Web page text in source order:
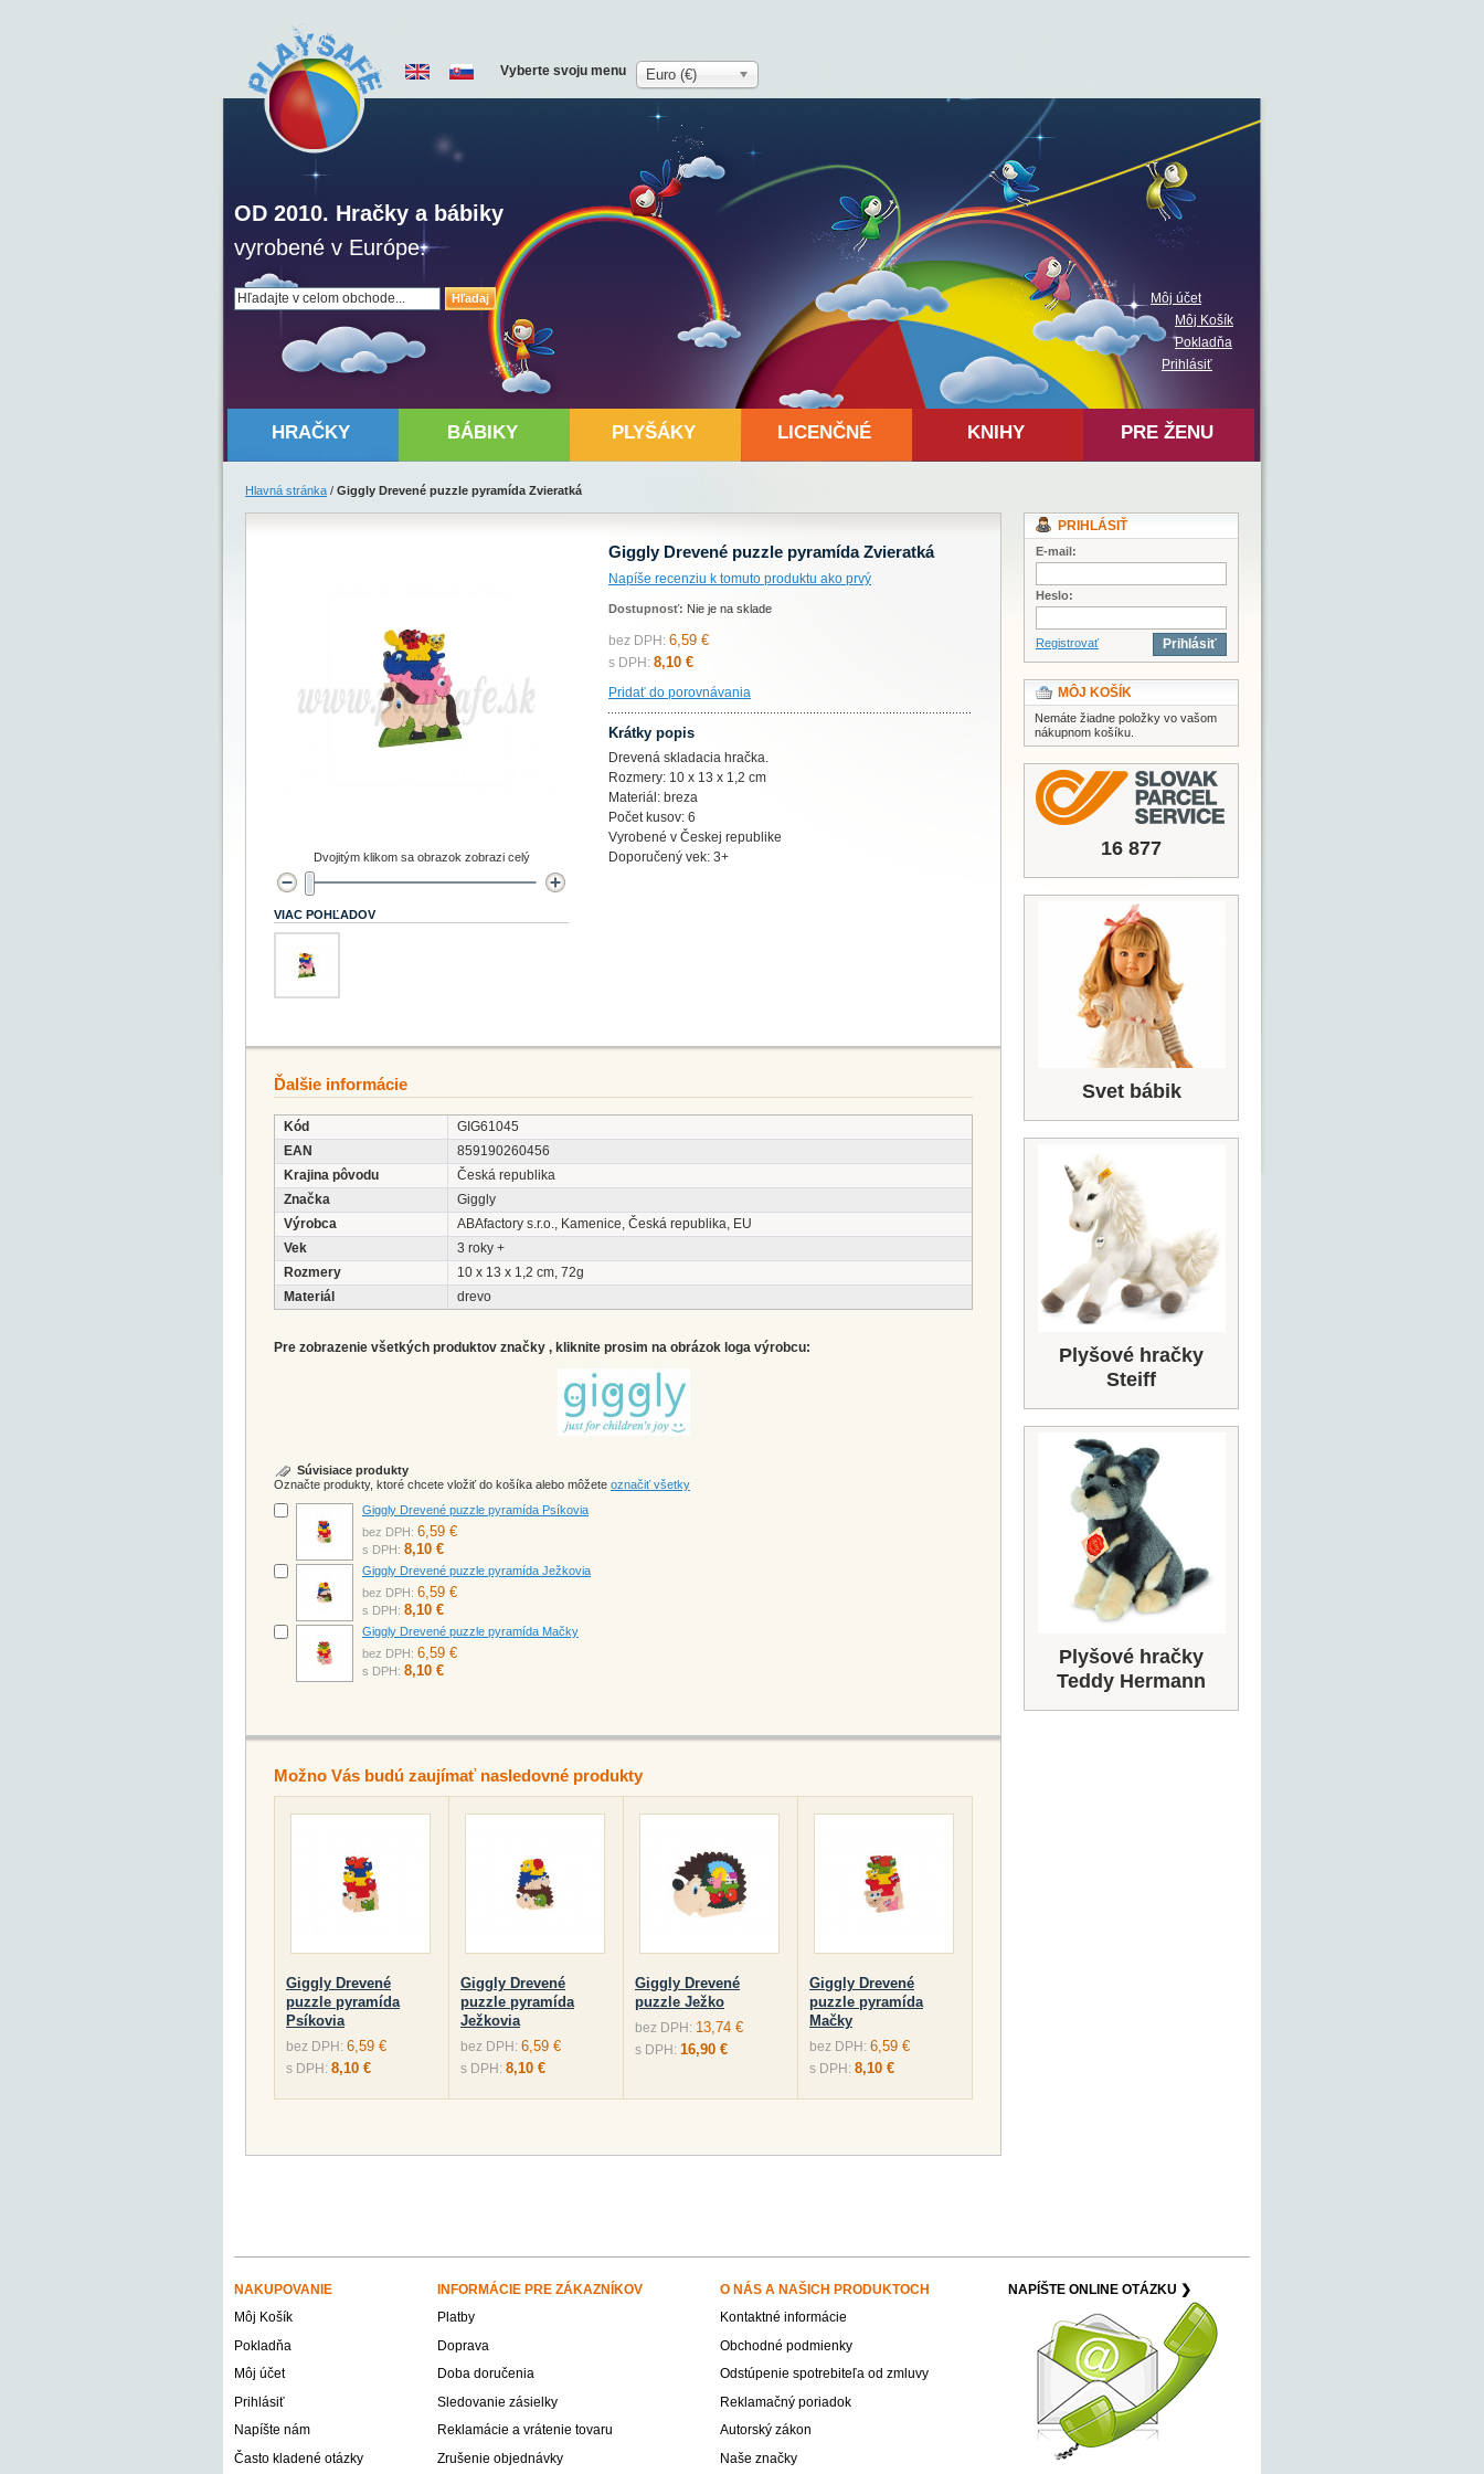
Hľadaj
OD 2010. Hračky a bábiky
vyrobené v Európe.
Môj účet
Môj Košík
Pokladňa
Prihlásiť
Vyberte svoju menu Euro (€)
HRAČKY BÁBIKY PLYŠÁKY LICENČNÉ KNIHY PRE ŽENU
Hlavná stránka / Giggly Drevené puzzle pyramída Zvieratká
Giggly Drevené puzzle pyramída Zvieratká
Napíše recenziu k tomuto produktu ako prvý
Dostupnosť: Nie je na sklade
bez DPH: 6,59 €
s DPH: 8,10 €
Pridať do porovnávania
Krátky popis
Drevená skladacia hračka.
Rozmery: 10 x 13 x 1,2 cm
Materiál: breza
Počet kusov: 6
Vyrobené v Českej republike
Doporučený vek: 3+
Dvojitým klikom sa obrazok zobrazi celý
VIAC POHĽADOV
Ďalšie informácie
Kód
GIG61045
EAN
859190260456
Krajina pôvodu
Česká republika
Značka
Giggly
Výrobca
ABAfactory s.r.o., Kamenice, Česká republika, EU
Vek
3 roky +
Rozmery
10 x 13 x 1,2 cm, 72g
Materiál
drevo
Pre zobrazenie všetkých produktov značky , kliknite prosim na obrázok loga výrobcu:
Súvisiace produkty
Označte produkty, ktoré chcete vložiť do košíka alebo môžete označiť všetky
Giggly Drevené puzzle pyramída Psíkovia
bez DPH: 6,59 €
s DPH: 8,10 €
Giggly Drevené puzzle pyramída Ježkovia
bez DPH: 6,59 €
s DPH: 8,10 €
Giggly Drevené puzzle pyramída Mačky
bez DPH: 6,59 €
s DPH: 8,10 €
Možno Vás budú zaujímať nasledovné produkty
Giggly Drevené
puzzle pyramída
Psíkovia
bez DPH: 6,59 €
s DPH: 8,10 €
Giggly Drevené
puzzle pyramída
Ježkovia
bez DPH: 6,59 €
s DPH: 8,10 €
Giggly Drevené
puzzle Ježko
bez DPH: 13,74 €
s DPH: 16,90 €
Giggly Drevené
puzzle pyramída
Mačky
bez DPH: 6,59 €
s DPH: 8,10 €
PRIHLÁSIŤ
E-mail:
Heslo:
Registrovať Prihlásiť
MÔJ KOŠÍK
Nemáte žiadne položky vo vašom
nákupnom košíku.
16 877
Svet bábik
Plyšové hračky
Steiff
Plyšové hračky
Teddy Hermann
NAKUPOVANIE INFORMÁCIE PRE ZÁKAZNÍKOV O NÁS A NAŠICH PRODUKTOCH
NAPÍŠTE ONLINE OTÁZKU ❯
Môj Košík
Platby
Kontaktné informácie
Pokladňa
Doprava
Obchodné podmienky
Môj účet
Doba doručenia
Odstúpenie spotrebiteľa od zmluvy
Prihlásiť
Sledovanie zásielky
Reklamačný poriadok
Napíšte nám
Reklamácie a vrátenie tovaru
Autorský zákon
Často kladené otázky
Zrušenie objednávky Naše značky